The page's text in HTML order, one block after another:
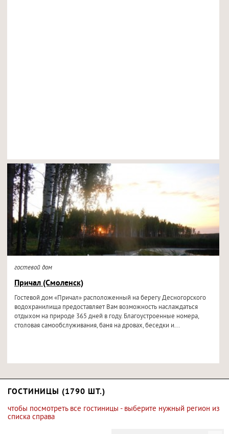
гостевой дом
Причал (Смоленск)
Гостевой дом «Причал» расположенный на берегу Десногорского
водохранилища предоставляет Вам возможность наслаждаться
отдыхом на природе 365 дней в году. Благоустроенные номера,
столовая самообслуживания, баня на дровах, беседки и...
ГОСТИНИЦЫ (1790 ШТ.)
чтобы посмотреть все гостиницы - выберите нужный регион из
списка справа